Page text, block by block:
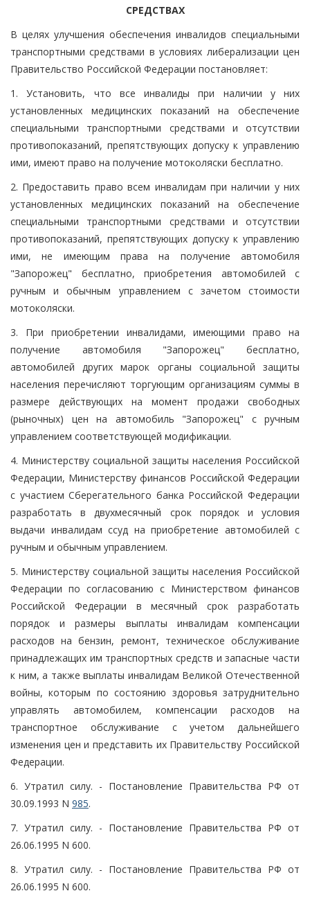
СРЕДСТВАХ
В целях улучшения обеспечения инвалидов специальными
транспортными средствами в условиях либерализации цен
Правительство Российской Федерации постановляет:
1. Установить, что все инвалиды при наличии у них
установленных медицинских показаний на обеспечение
специальными транспортными средствами и отсутствии
противопоказаний, препятствующих допуску к управлению
ими, имеют право на получение мотоколяски бесплатно.
2. Предоставить право всем инвалидам при наличии у них
установленных медицинских показаний на обеспечение
специальными транспортными средствами и отсутствии
противопоказаний, препятствующих допуску к управлению
ими, не имеющим права на получение автомобиля
"Запорожец" бесплатно, приобретения автомобилей с
ручным и обычным управлением с зачетом стоимости
мотоколяски.
3. При приобретении инвалидами, имеющими право на
получение автомобиля "Запорожец" бесплатно,
автомобилей других марок органы социальной защиты
населения перечисляют торгующим организациям суммы в
размере действующих на момент продажи свободных
(рыночных) цен на автомобиль "Запорожец" с ручным
управлением соответствующей модификации.
4. Министерству социальной защиты населения Российской
Федерации, Министерству финансов Российской Федерации
с участием Сберегательного банка Российской Федерации
разработать в двухмесячный срок порядок и условия
выдачи инвалидам ссуд на приобретение автомобилей с
ручным и обычным управлением.
5. Министерству социальной защиты населения Российской
Федерации по согласованию с Министерством финансов
Российской Федерации в месячный срок разработать
порядок и размеры выплаты инвалидам компенсации
расходов на бензин, ремонт, техническое обслуживание
принадлежащих им транспортных средств и запасные части
к ним, а также выплаты инвалидам Великой Отечественной
войны, которым по состоянию здоровья затруднительно
управлять автомобилем, компенсации расходов на
транспортное обслуживание с учетом дальнейшего
изменения цен и представить их Правительству Российской
Федерации.
6. Утратил силу. - Постановление Правительства РФ от
30.09.1993 N 985.
7. Утратил силу. - Постановление Правительства РФ от
26.06.1995 N 600.
8. Утратил силу. - Постановление Правительства РФ от
26.06.1995 N 600.